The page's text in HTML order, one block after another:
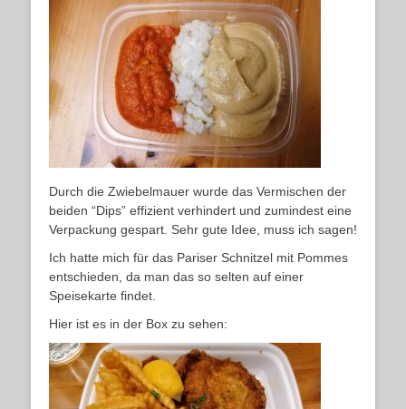
Durch die Zwiebelmauer wurde das Vermischen der
beiden “Dips” effizient verhindert und zumindest eine
Verpackung gespart. Sehr gute Idee, muss ich sagen!
Ich hatte mich für das Pariser Schnitzel mit Pommes
entschieden, da man das so selten auf einer
Speisekarte findet.
Hier ist es in der Box zu sehen: